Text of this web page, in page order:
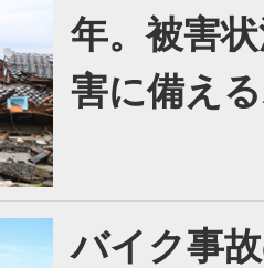
年。被害
害に備え
バイク事